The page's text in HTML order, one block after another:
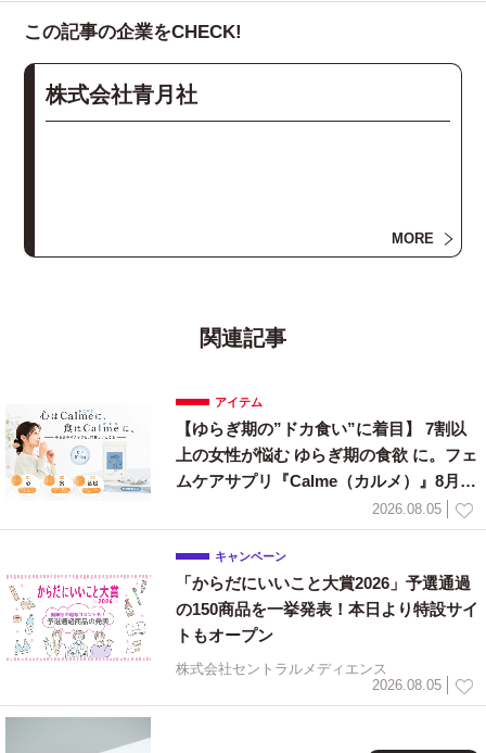
この記事の企業をCHECK!
株式会社青月社
MORE
関連記事
アイテム
【ゆらぎ期の”ドカ食い”に着目】 7割以
上の女性が悩む ゆらぎ期の食欲 に。フェ
ムケアサプリ『Calme（カルメ）』8月3
2026.08.05
キャンペーン
「からだにいいこと大賞2026」予選通過
の150商品を一挙発表！本日より特設サイ
トもオープン
株式会社セントラルメディエンス
2026.08.05